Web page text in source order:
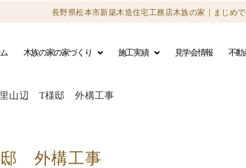
長野県松本市新築木造住宅工務店木族の家｜ まじめ
木族の家の家づくり 施工実績 見学会情報 不動
里山辺 T様邸 外構工事
外構工事